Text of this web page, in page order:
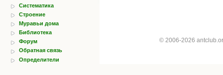
Систематика
Строение
Муравьи дома
Библиотека
Форум
Обратная связь
Определители
© 2006-2026